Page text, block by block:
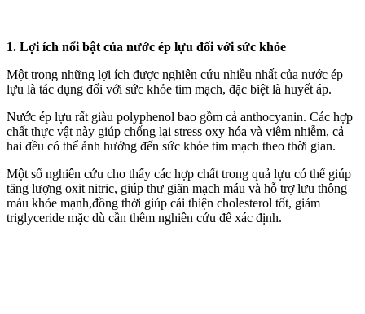
1. Lợi ích nổi bật của nước ép lựu đối với sức khỏe
Một trong những lợi ích được nghiên cứu nhiều nhất của nước ép
lựu là tác dụng đối với sức khỏe tim mạch, đặc biệt là huyết áp.
Nước ép lựu rất giàu polyphenol bao gồm cả anthocyanin. Các hợp
chất thực vật này giúp chống lại stress oxy hóa và viêm nhiễm, cả
hai đều có thể ảnh hưởng đến sức khỏe tim mạch theo thời gian.
Một số nghiên cứu cho thấy các hợp chất trong quả lựu có thể giúp
tăng lượng oxit nitric, giúp thư giãn mạch máu và hỗ trợ lưu thông
máu khỏe mạnh,đồng thời giúp cải thiện cholesterol tốt, giảm
triglyceride mặc dù cần thêm nghiên cứu để xác định.